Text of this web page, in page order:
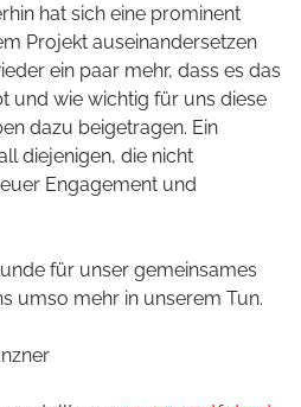
hat sich eine prominent
Projekt auseinandersetzen
ein paar mehr, dass es das
und wie wichtig für uns diese
dazu beigetragen. Ein
diejenigen, die nicht
Engagement und
für unser gemeinsames
umso mehr in unserem Tun.